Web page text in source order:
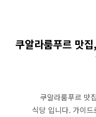
쿠알라룸푸르 맛
쿠알라룸푸르 맛
식당 입니다. 가이